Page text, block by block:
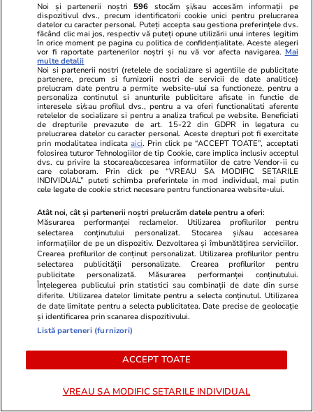
Știri România 10:00
O elevă medaliată cu aur internațional la
chimie aplicată a dat în judecată Universitatea
de Medicină din București pentru că i s-a luat
dreptul de a fi admisă fără examen
Știri România 07:45
Val de caniculă în România, temperaturile vor
urca până la 40 de grade la umbră. Prognoza
meteo ANM pentru perioada 28 iulie – 23
august 2026
Știri Externe 07:40
Un costum de baie obișnuit poate duce la o
amendă de sute de euro, în Spania:
„Respectați regula!”
Este momentul astral care îți poate schimba
Noi și partenerii noștri 596 stocăm și/sau accesăm informații pe
dispozitivul dvs., precum identificatorii cookie unici pentru prelucrarea
datelor cu caracter personal. Puteți accepta sau gestiona preferințele dvs.
făcând clic mai jos, respectiv vă puteți opune utilizării unui interes legitim
în orice moment pe pagina cu politica de confidențialitate. Aceste alegeri
vor fi raportate partenerilor noștri și nu vă vor afecta navigarea. Mai
multe detalii
Noi si partenerii nostri (retelele de socializare si agentiile de publicitate
partenere, precum si furnizorii nostri de servicii de date analitice)
prelucram date pentru a permite website-ului sa functioneze, pentru a
personaliza continutul si anunturile publicitare afisate in functie de
interesele si/sau profilul dvs., pentru a va oferi functionalitati aferente
retelelor de socializare si pentru a analiza traficul pe website. Beneficiati
de drepturile prevazute de art. 15-22 din GDPR in legatura cu
prelucrarea datelor cu caracter personal. Aceste drepturi pot fi exercitate
prin modalitatea indicataaici. Prin click pe “ACCEPT TOATE”, acceptati
folosirea tuturor Tehnologiilor de tip Cookie, care implica inclusiv acceptul
dvs. cu privire la stocarea/accesarea informatiilor de catre Vendor-ii cu
care colaboram. Prin click pe “VREAU SA MODIFIC SETARILE
INDIVIDUAL” puteti schimba preferintele in mod individual, mai putin
cele legate de cookie strict necesare pentru functionarea website-ului.
Atât noi, cât și partenerii noștri prelucrăm datele pentru a oferi:
Măsurarea performanței reclamelor. Utilizarea profilurilor pentru
selectarea conținutului personalizat. Stocarea și/sau accesarea
informațiilor de pe un dispozitiv. Dezvoltarea și îmbunătățirea serviciilor.
Crearea profilurilor de conținut personalizat. Utilizarea profilurilor pentru
selectarea publicității personalizate. Crearea profilurilor pentru
publicitate personalizată. Măsurarea performanței conținutului.
Înțelegerea publicului prin statistici sau combinații de date din surse
diferite. Utilizarea datelor limitate pentru a selecta conținutul. Utilizarea
de date limitate pentru a selecta publicitatea. Date precise de geolocație
și identificarea prin scanarea dispozitivului.
Listă parteneri (furnizori)
ACCEPT TOATE
VREAU SA MODIFIC SETARILE INDIVIDUAL